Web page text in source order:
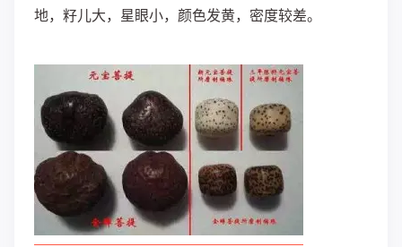
地，籽儿大，星眼小，颜色发黄，密度较差。